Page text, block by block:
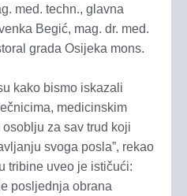
med. techn., glavna
Begić, mag. dr. med.
grada Osijeka mons.
kako bismo iskazali
medicinskim
za sav trud koji
svoga posla”, rekao
tribine uveo je ističući:
posljednja obrana